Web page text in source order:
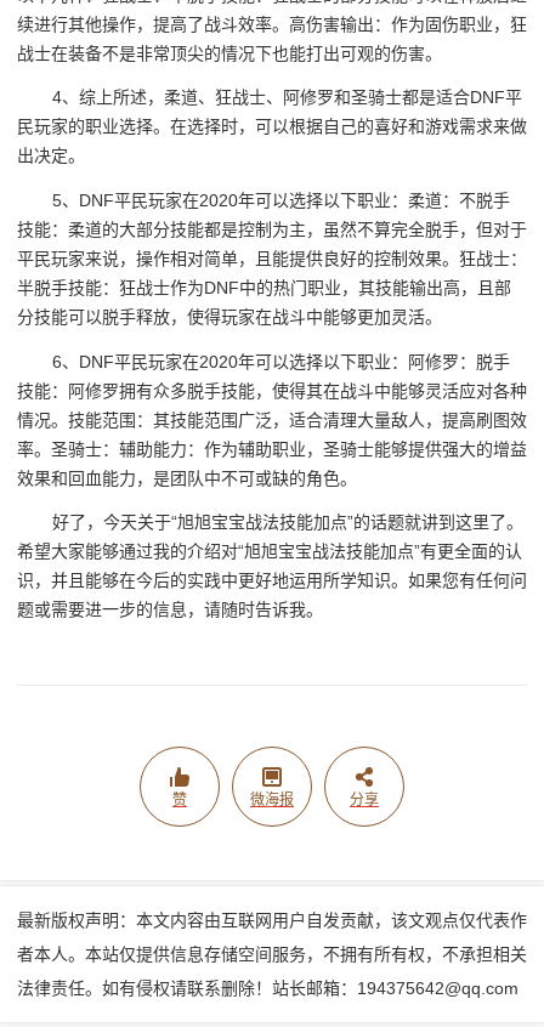
续进行其他操作，提高了战斗效率。高伤害输出：作为固伤职业，狂
战士在装备不是非常顶尖的情况下也能打出可观的伤害。
4、综上所述，柔道、狂战士、阿修罗和圣骑士都是适合DNF平
民玩家的职业选择。在选择时，可以根据自己的喜好和游戏需求来做
出决定。
5、DNF平民玩家在2020年可以选择以下职业：柔道：不脱手
技能：柔道的大部分技能都是控制为主，虽然不算完全脱手，但对于
平民玩家来说，操作相对简单，且能提供良好的控制效果。狂战士：
半脱手技能：狂战士作为DNF中的热门职业，其技能输出高，且部
分技能可以脱手释放，使得玩家在战斗中能够更加灵活。
6、DNF平民玩家在2020年可以选择以下职业：阿修罗：脱手
技能：阿修罗拥有众多脱手技能，使得其在战斗中能够灵活应对各种
情况。技能范围：其技能范围广泛，适合清理大量敌人，提高刷图效
率。圣骑士：辅助能力：作为辅助职业，圣骑士能够提供强大的增益
效果和回血能力，是团队中不可或缺的角色。
好了，今天关于“旭旭宝宝战法技能加点”的话题就讲到这里了。
希望大家能够通过我的介绍对“旭旭宝宝战法技能加点”有更全面的认
识，并且能够在今后的实践中更好地运用所学知识。如果您有任何问
题或需要进一步的信息，请随时告诉我。
赞 微海报 分享
最新版权声明：本文内容由互联网用户自发贡献，该文观点仅代表作
者本人。本站仅提供信息存储空间服务，不拥有所有权，不承担相关
法律责任。如有侵权请联系删除！站长邮箱：194375642@qq.com